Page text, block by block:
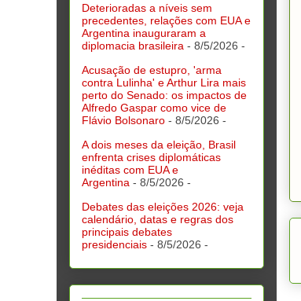
Deterioradas a níveis sem
precedentes, relações com EUA e
Argentina inauguraram a
diplomacia brasileira - 8/5/2026 -
Acusação de estupro, 'arma
contra Lulinha' e Arthur Lira mais
perto do Senado: os impactos de
Alfredo Gaspar como vice de
Flávio Bolsonaro - 8/5/2026 -
A dois meses da eleição, Brasil
enfrenta crises diplomáticas
inéditas com EUA e
Argentina - 8/5/2026 -
Debates das eleições 2026: veja
calendário, datas e regras dos
principais debates
presidenciais - 8/5/2026 -